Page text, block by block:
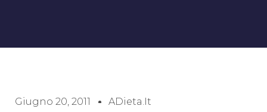
Giugno 20, 2011 ADieta.it